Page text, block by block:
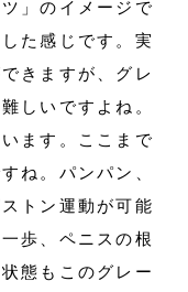
」のイメージで
た感じです。実
きますが、グレ
しいですよね。
ます。ここまで
ね。パンパン、
トン運動が可能
歩、ペニスの根
態もこのグレー